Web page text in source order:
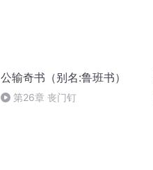
公输奇书（别名:鲁班书）
第26章 丧门钉